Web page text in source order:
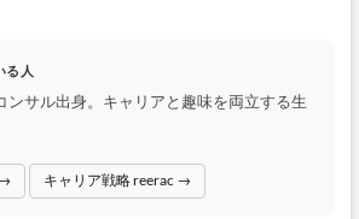
る人
ンサル出身。キャリアと趣味を両立する生
キャリア戦略 reerac →